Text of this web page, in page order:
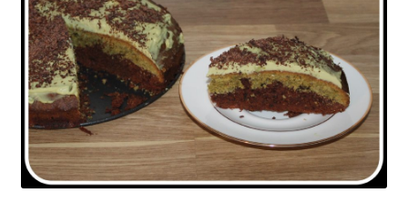
Yrityksille